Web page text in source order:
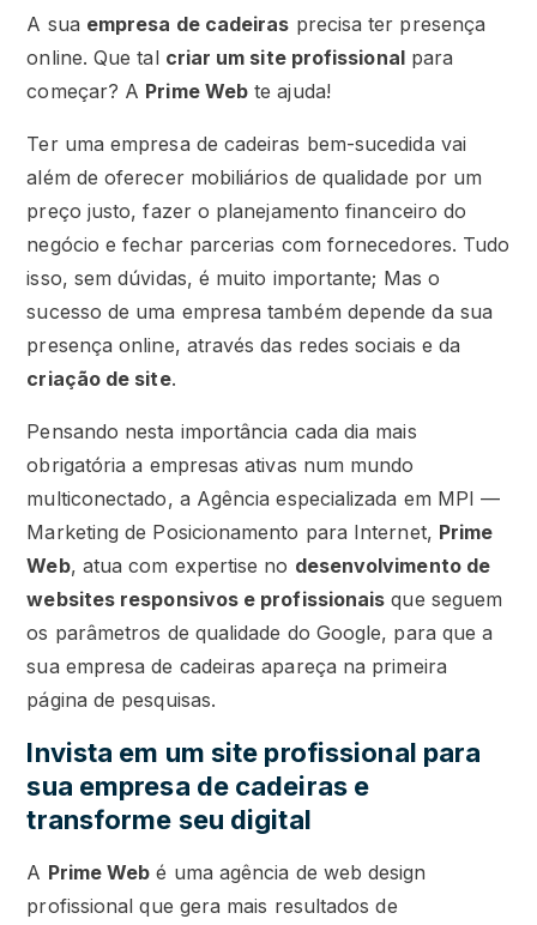
A sua empresa de cadeiras precisa ter presença
online. Que tal criar um site profissionalpara
começar? A Prime Web te ajuda!
Ter uma empresa de cadeiras bem-sucedida vai
além de oferecer mobiliários de qualidade por um
preço justo, fazer o planejamento financeiro do
negócio e fechar parcerias com fornecedores. Tudo
isso, sem dúvidas, é muito importante; Mas o
sucesso de uma empresa também depende da sua
presença online, através das redes sociais e da
criação de site.
Pensando nesta importância cada dia mais
obrigatória a empresas ativas num mundo
multiconectado, a Agência especializada em MPI —
Marketing de Posicionamento para Internet, Prime
Web, atua com expertise no desenvolvimento de
websites responsivos e profissionais que seguem
os parâmetros de qualidade do Google, para que a
sua empresa de cadeiras apareça na primeira
página de pesquisas.
Invista em um site profissional para
sua empresa de cadeiras e
transforme seu digital
A Prime Web é uma agência de web design
profissional que gera mais resultados de